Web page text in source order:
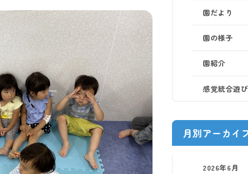
園だより
園の様子
園紹介
感覚統合遊び
月別アーカイ
2026年6月